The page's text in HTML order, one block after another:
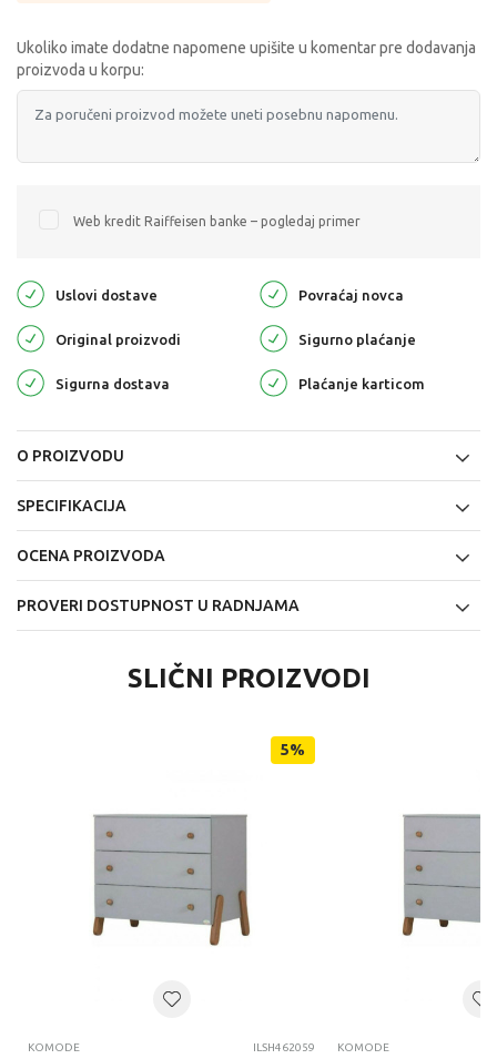
Ukoliko imate dodatne napomene upišite u komentar pre dodavanja
proizvoda u korpu:
Web kredit Raiffeisen banke – pogledaj primer
Uslovi dostave Povraćaj novca
Original proizvodi Sigurno plaćanje
Sigurna dostava Plaćanje karticom
O PROIZVODU
SPECIFIKACIJA
OCENA PROIZVODA
PROVERI DOSTUPNOST U RADNJAMA
SLIČNI PROIZVODI
5%
KOMODE ILSH462059 KOMODE